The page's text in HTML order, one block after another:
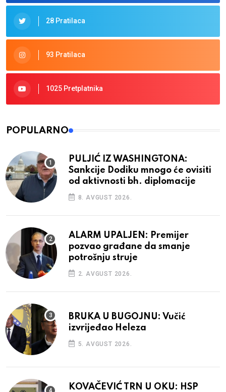
28 Pratilaca
93 Pratilaca
1025 Pretplatnika
POPULARNO
PULJIĆ IZ WASHINGTONA:
Sankcije Dodiku mnogo će ovisiti
od aktivnosti bh. diplomacije
8. AVGUST 2026.
ALARM UPALJEN: Premijer
pozvao građane da smanje
potrošnju struje
2. AVGUST 2026.
BRUKA U BUGOJNU: Vučić
izvrijeđao Heleza
5. AVGUST 2026.
KOVAČEVIĆ TRN U OKU: HSP